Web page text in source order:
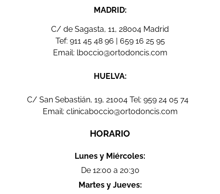
MADRID:
C/ de Sagasta, 11, 28004 Madrid
Tef: 911 45 48 96 | 659 16 25 95
Email: lboccio@ortodoncis.com
HUELVA:
C/ San Sebastián, 19, 21004 Tel: 959 24 05 74
Email: clinicaboccio@ortodoncis.com
HORARIO
Lunes y Miércoles:
De 12:00 a 20:30
Martes y Jueves: